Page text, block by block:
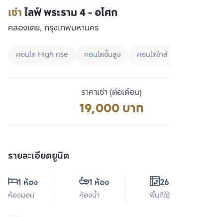
เช่าไลฟ์ พระราม 4 - อโศก
คลองเตย, กรุงเทพมหานคร
คอนโด High rise คอนโดชั้นสูง คอนโดใกล้ MRT
ราคาเช่า (ต่อเดือน)
19,000 บาท
รายละเอียดยูนิต
1 ห้อง
ห้องนอน
1 ห้อง
ห้องน้ำ
26.6 ตร.ม.
พื้นที่ใช้สอย